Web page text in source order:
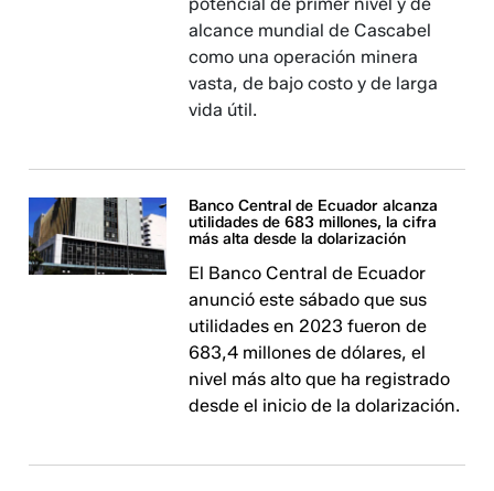
alcance mundial de Cascabel
como una operación minera
vasta, de bajo costo y de larga
vida útil.
Banco Central de Ecuador alcanza
utilidades de 683 millones, la cifra
más alta desde la dolarización
El Banco Central de Ecuador
anunció este sábado que sus
utilidades en 2023 fueron de
683,4 millones de dólares, el
nivel más alto que ha registrado
desde el inicio de la dolarización.